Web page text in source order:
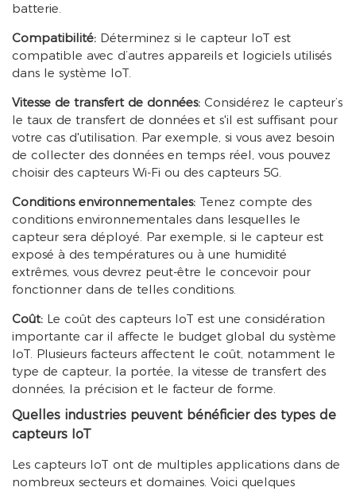
batterie.
Compatibilité: Déterminez si le capteur IoT est
compatible avec d’autres appareils et logiciels utilisés
dans le système IoT.
Vitesse de transfert de données: Considérez le capteur’s
le taux de transfert de données et s'il est suffisant pour
votre cas d'utilisation. Par exemple, si vous avez besoin
de collecter des données en temps réel, vous pouvez
choisir des capteurs Wi-Fi ou des capteurs 5G.
Conditions environnementales: Tenez compte des
conditions environnementales dans lesquelles le
capteur sera déployé. Par exemple, si le capteur est
exposé à des températures ou à une humidité
extrêmes, vous devrez peut-être le concevoir pour
fonctionner dans de telles conditions.
Coût: Le coût des capteurs IoT est une considération
importante car il affecte le budget global du système
IoT. Plusieurs facteurs affectent le coût, notamment le
type de capteur, la portée, la vitesse de transfert des
données, la précision et le facteur de forme.
Quelles industries peuvent bénéficier des types de
capteurs IoT
Les capteurs IoT ont de multiples applications dans de
nombreux secteurs et domaines. Voici quelques